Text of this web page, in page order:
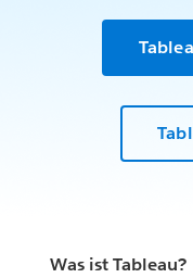
Was ist Tableau?